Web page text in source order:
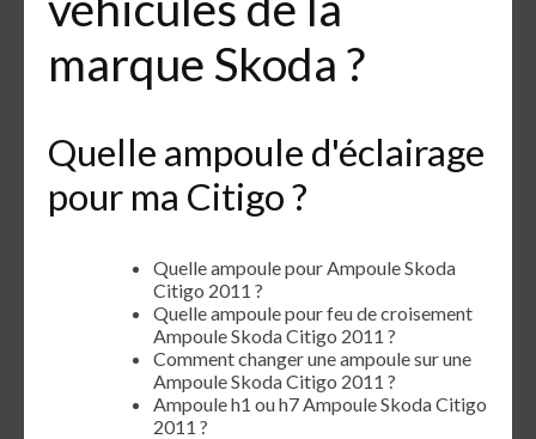
marque Skoda ?
Quelle ampoule d'éclairage
pour ma Citigo ?
Quelle ampoule pour Ampoule Skoda
Citigo 2011 ?
Quelle ampoule pour feu de croisement
Ampoule Skoda Citigo 2011 ?
Comment changer une ampoule sur une
Ampoule Skoda Citigo 2011 ?
Ampoule h1 ou h7 Ampoule Skoda Citigo
2011 ?